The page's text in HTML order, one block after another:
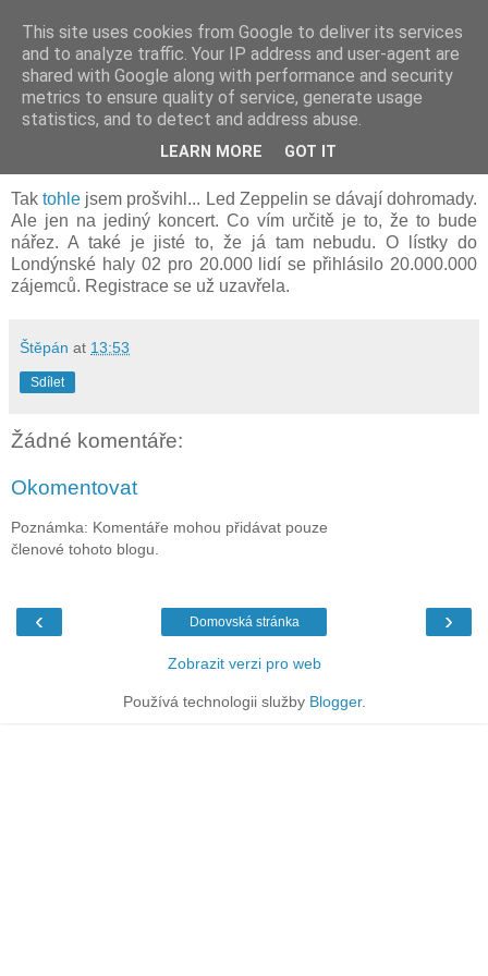
Les Coccinelles
pátek, září 21, 2007
Ja chci takýýýýý
Taktohle jsem prošvihl... Led Zeppelin se dávají dohromady.
Ale jen na jediný koncert. Co vím určitě je to, že to bude
nářez. A také je jisté to, že já tam nebudu. O lístky do
Londýnské haly 02 pro 20.000 lidí se přihlásilo 20.000.000
zájemců. Registrace se už uzavřela.
Štěpán at 13:53
Sdílet
Žádné komentáře:
Okomentovat
Poznámka: Komentáře mohou přidávat pouze
členové tohoto blogu.
‹ ›
Domovská stránka
Zobrazit verzi pro web
Používá technologii služby Blogger.
This site uses cookies from Google to deliver its services
and to analyze traffic. Your IP address and user-agent are
shared with Google along with performance and security
metrics to ensure quality of service, generate usage
statistics, and to detect and address abuse.
LEARN MORE GOT IT